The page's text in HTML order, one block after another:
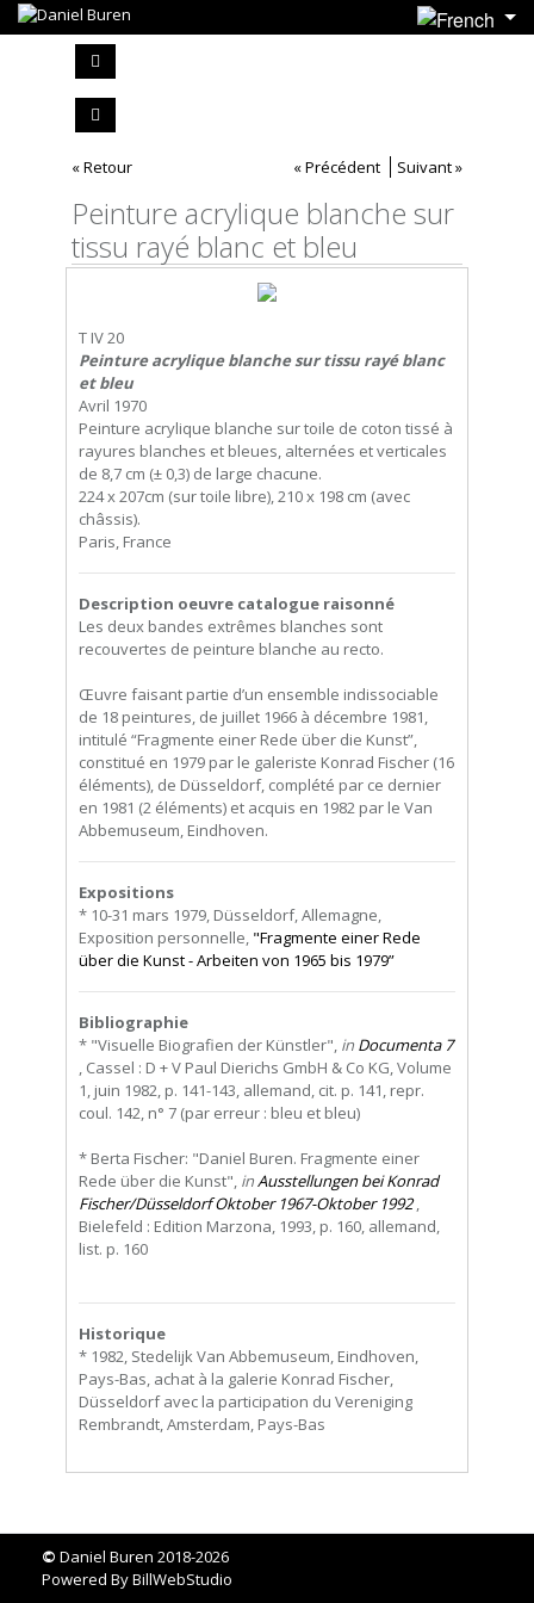
« Retour « Précédent Suivant »
Peinture acrylique blanche sur
tissu rayé blanc et bleu
T IV 20
Peinture acrylique blanche sur tissu rayé blanc
et bleu
Avril 1970
Peinture acrylique blanche sur toile de coton tissé à
rayures blanches et bleues, alternées et verticales
de 8,7 cm (± 0,3) de large chacune.
224 x 207cm (sur toile libre), 210 x 198 cm (avec
châssis).
Paris, France
Description oeuvre catalogue raisonné
Les deux bandes extrêmes blanches sont
recouvertes de peinture blanche au recto.
Œuvre faisant partie d’un ensemble indissociable
de 18 peintures, de juillet 1966 à décembre 1981,
intitulé “Fragmente einer Rede über die Kunst”,
constitué en 1979 par le galeriste Konrad Fischer (16
éléments), de Düsseldorf, complété par ce dernier
en 1981 (2 éléments) et acquis en 1982 par le Van
Abbemuseum, Eindhoven.
Expositions
* 10-31 mars 1979, Düsseldorf, Allemagne,
Exposition personnelle, "Fragmente einer Rede
über die Kunst - Arbeiten von 1965 bis 1979”
Bibliographie
* "Visuelle Biografien der Künstler", in Documenta 7
, Cassel : D + V Paul Dierichs GmbH & Co KG, Volume
1, juin 1982, p. 141-143, allemand, cit. p. 141, repr.
coul. 142, n° 7 (par erreur : bleu et bleu)
* Berta Fischer: "Daniel Buren. Fragmente einer
Rede über die Kunst", inAusstellungen bei Konrad
Fischer/Düsseldorf Oktober 1967-Oktober 1992,
Bielefeld : Edition Marzona, 1993, p. 160, allemand,
list. p. 160
Historique
* 1982, Stedelijk Van Abbemuseum, Eindhoven,
Pays-Bas, achat à la galerie Konrad Fischer,
Düsseldorf avec la participation du Vereniging
Rembrandt, Amsterdam, Pays-Bas
© Daniel Buren 2018-2026
Powered ByBillWebStudio